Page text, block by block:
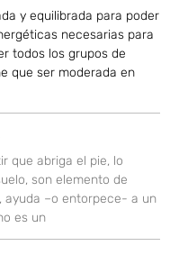
y equilibrada para poder
necesarias para
todos los grupos de
que ser moderada en
que abriga el pie, lo
son elemento de
ayuda –o entorpece- a un
es un